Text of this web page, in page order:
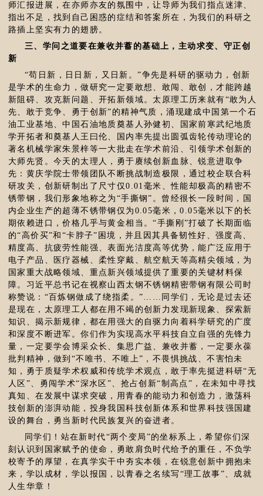
师汇报进展，在亦师亦友的氛围中，让导师为我们指点迷津、
指出不足，找到自己困惑的症结和答案所在，为我们的科研之
路插上坚实有力的翅膀。
三、学问之道要在兼收并蓄的基础上，主动求变、守正创
新
“苟日新，日日新，又日新。”争先是科研的驱动力，创新
是学术的生命力，做研究一定要敢想、敢闯、敢创，才能跨越
新阻碍、攻克新问题、开拓新领域。太原理工历来就有“敢为人
先、敢于竞争、勇于创新”的精神气质，涌现建成中国第一个石
油工业基地、中国石油地质奠基人孙健初、国家前寒武纪地质
学开拓者和奠基人王曰伦、国内率先提出圆弧齿轮传动理论的
著名机械学家朱景梓等一大批走在学术前沿、引领学术创新的
大师先贤。今天的太理人，勇于赓续创新血脉、锐意进取争
先：黄庆学院士带领团队不断挑战制造极限，通过校企联合科
研攻关，创新研制出了尺寸仅0.01毫米、性能却极高的精密不
锈带钢，我们形象地称之为“手撕钢”。曾经很长一段时间，国
内企业生产的超薄不锈带钢仅为0.05毫米，0.05毫米以下的长
期依赖进口，价格几乎与黄金相当。“手撕刚”打破了长期面临
的“高价买”和“卡脖子”困境，并且因其具备韧性好、强度高、
精度高、抗疲劳性能强、表面光洁度高等优势，能广泛应用于
电子产品、医疗器械、柔性穿戴、航空航天等高精尖领域，为
国家重大战略领域、重点新兴领域提供了重要的关键材料保
障。习近平总书记在视察山西太钢不锈钢精密带钢有限公司时
称赞说：“百炼钢做成了绕指柔。”……同学们，无论是过去还
是现在，太原理工人都在用不竭的创新力发现新现象、探索新
知识、揭示新规律，都在用强大的自驱力向着科学研究的广度
和深度不断进军。你们作为实现高水平科技自立自强的先锋力
量，一定要学会博采众长、集思广益、兼收并蓄，一定要永葆
批判精神，做到“不唯书、不唯上”，不畏惧挑战、不害怕未
知，勇于质疑学术权威和传统学术观点，敢于率先挺进科研“无
人区”、勇闯学术“深水区”、抢占创新“制高点”，在未知中寻找
真知、在发展中谋求突破，用青春的能动力和创造力，激荡科
技创新的澎湃动能，投身我国科技创新体系和世界科技强国建
设的舞台，勇当新时代民族复兴的奋进者。
同学们！站在新时代“两个变局”的坐标系上，希望你们深
刻认识到国家赋予的使命，勇敢肩负时代给予的重任，不负学
校寄予的厚望，在真学实干中夯实本领，在锐意创新中拥抱未
来，学以成材，学以报国，以青春之名续写“理工故事”、成就
人生华章！